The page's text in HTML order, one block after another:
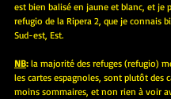
est bien balisé en jaune et blanc, et je
refugio de la Ripera 2, que je connais
Sud-est, Est.
NB: la majorité des refuges (refugio)
les cartes espagnoles, sont plutôt des
moins sommaires, et non rien à voir